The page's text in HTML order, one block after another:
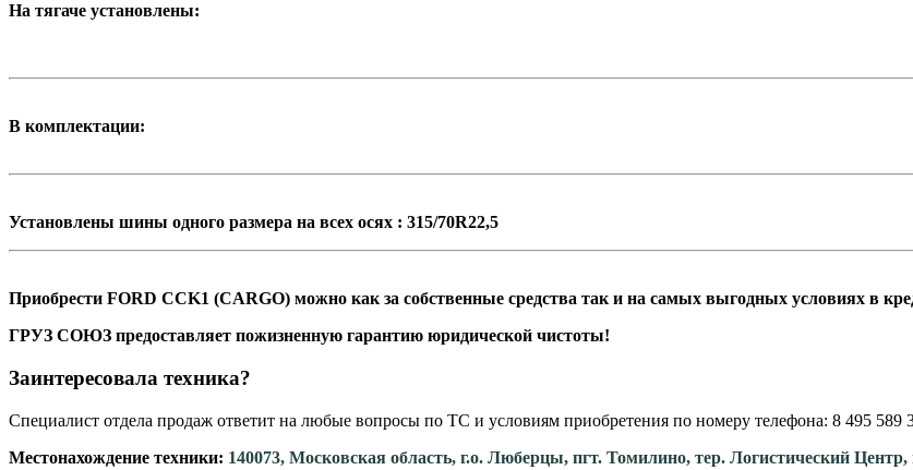
На тягаче установлены:
В комплектации:
Установлены шины одного размера на всех осях : 315/70R22,5
Приобрести FORD CCK1 (CARGO) можно как за собственные средства так и на самых выгодных условиях в
ГРУЗ СОЮЗ предоставляет пожизненную гарантию юридической чистоты!
Заинтересовала техника?
Специалист отдела продаж ответит на любые вопросы по ТС и условиям приобретения по номеру телефона: 8 495 589
Местонахождение техники: 140073, Московская область, г.о. Люберцы, пгт. Томилино, тер. Логистический